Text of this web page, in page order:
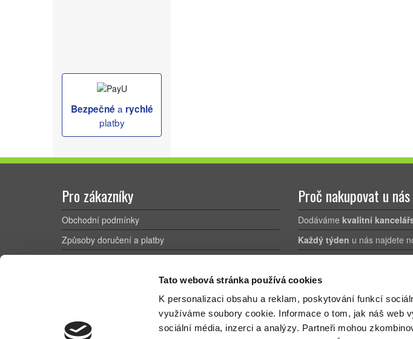
Tato webová stránka používá cookies
K personalizaci obsahu a reklam, poskytování funkcí
využíváme soubory cookie. Informace o tom, jak náš web
sociální média, inzerci a analýzy. Partneři mohou
Bezpečné a rychlé
platby
Pro zákazníky
Obchodní podmínky
Způsoby doručení a platby
Novinky a články
Proč nakupovat u nás
Dodáváme kvalitní
Každý týden u nás najdete